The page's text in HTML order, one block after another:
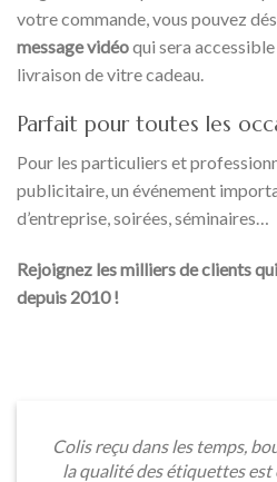
votre commande, vous pouvez
message vidéoqui sera
livraison de vitre cadeau.
Parfait pour toutes les
Pour les particuliers et
publicitaire, un événement
d’entreprise, soirées, séminaires…
Rejoignez les milliers de clients
depuis 2010 !
Colis reçu dans les temps,
la qualité des étiquettes est